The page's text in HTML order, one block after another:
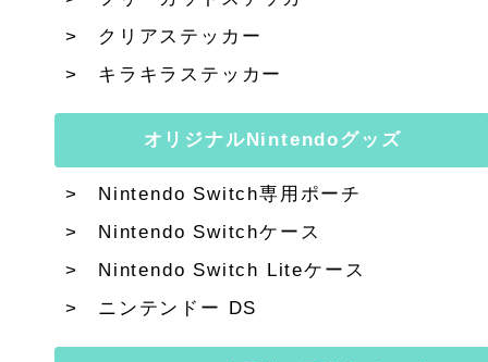
クリアステッカー
キラキラステッカー
オリジナルNintendoグッズ
Nintendo Switch専用ポーチ
Nintendo Switchケース
Nintendo Switch Liteケース
ニンテンドー DS